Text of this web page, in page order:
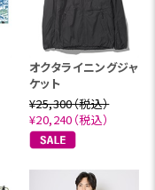
オクタライニングジャ
ケット
¥25,300（税込）
¥20,240（税込）